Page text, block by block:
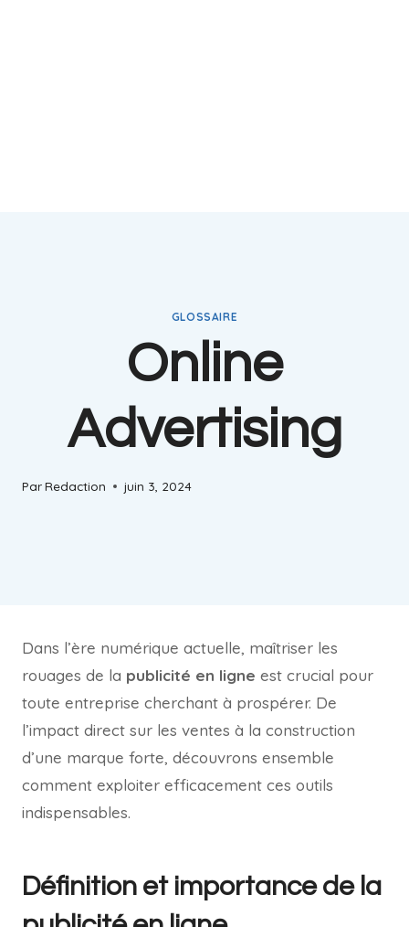
GLOSSAIRE
Online
Advertising
ParRedaction juin 3, 2024
Dans l’ère numérique actuelle, maîtriser les
rouages de la publicité en ligne est crucial pour
toute entreprise cherchant à prospérer. De
l’impact direct sur les ventes à la construction
d’une marque forte, découvrons ensemble
comment exploiter efficacement ces outils
indispensables.
Définition et importance de la